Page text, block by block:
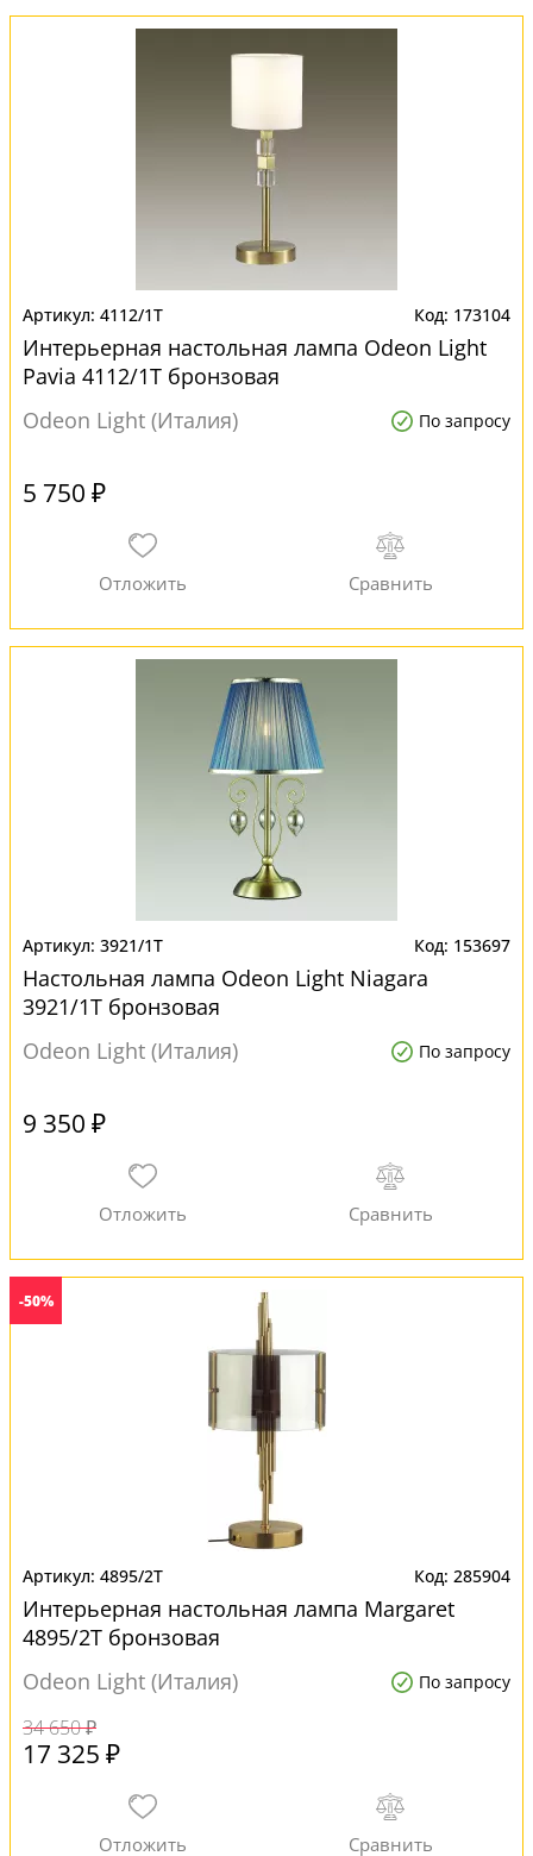
4112/1T 173104
Интерьерная настольная лампа Odeon Light
Pavia 4112/1T бронзовая
Odeon Light (Италия)
По запросу
5 750 ₽
3921/1T 153697
Настольная лампа Odeon Light Niagara
3921/1T бронзовая
Odeon Light (Италия)
По запросу
9 350 ₽
-50%
4895/2T 285904
Интерьерная настольная лампа Margaret
4895/2T бронзовая
Odeon Light (Италия)
По запросу
34 650 ₽
17 325 ₽